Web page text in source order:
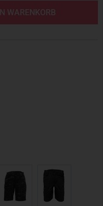
WARENKORB